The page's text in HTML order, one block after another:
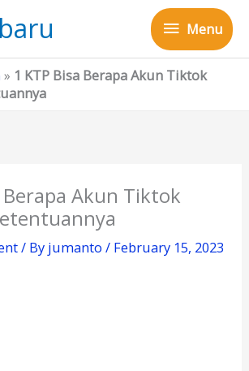
Menu
Menu
» 1 KTP Bisa Berapa Akun Tiktok
Berapa Akun Tiktok
/ By jumanto/ February 15, 2023